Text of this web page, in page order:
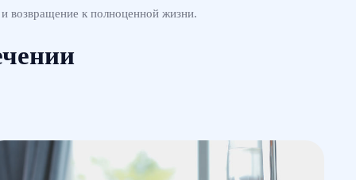
возвращение к полноценной жизни.